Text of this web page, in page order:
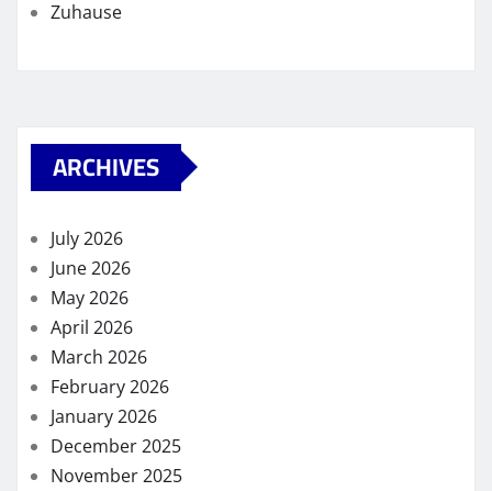
Zuhause
ARCHIVES
July 2026
June 2026
May 2026
April 2026
March 2026
February 2026
January 2026
December 2025
November 2025